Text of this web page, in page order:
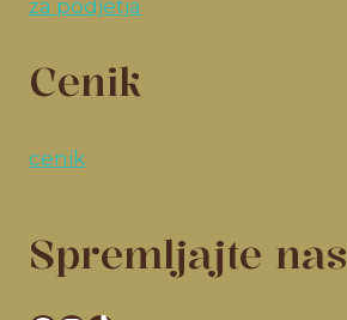
za podjetja
Cenik
cenik
Spremljajte nas